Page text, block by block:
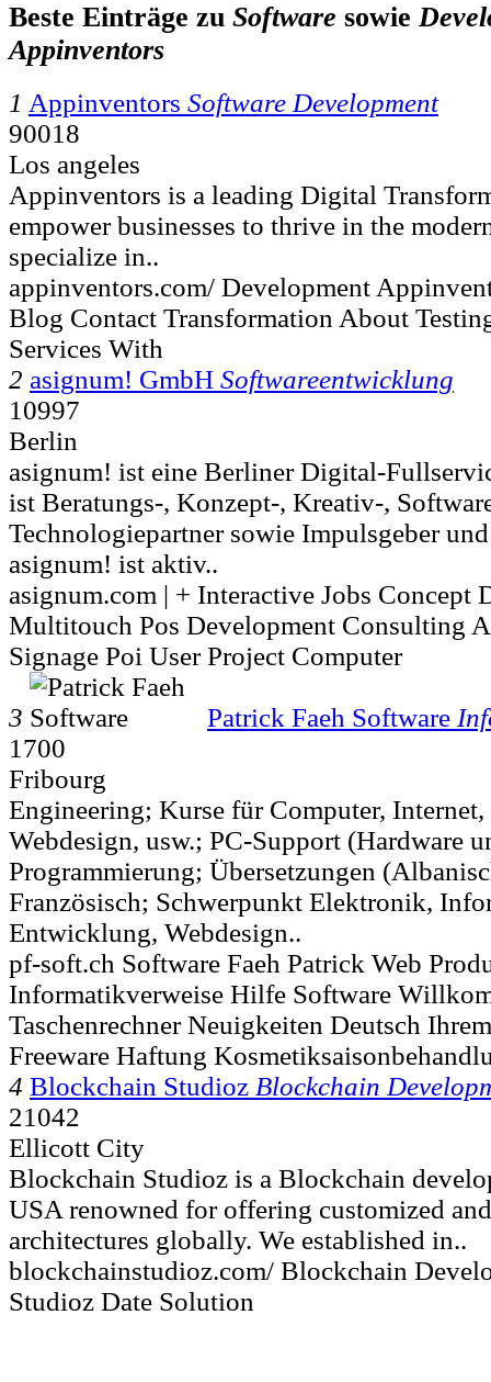
Beste Einträge zu Software sowie
Appinventors
1 Appinventors Software Development
90018
Los angeles
Appinventors is a leading Digital
empower businesses to thrive in the
specialize in..
appinventors.com/ Development
Blog Contact Transformation About
Services With
2 asignum! GmbH Softwareentwicklung
10997
Berlin
asignum! ist eine Berliner Digital-
ist Beratungs-, Konzept-, Kreativ-,
Technologiepartner sowie Impulsgeber
asignum! ist aktiv..
asignum.com | + Interactive Jobs Concept
Multitouch Pos Development Consulting
Signage Poi User Project Computer
3 Patrick Faeh Software
1700
Fribourg
Engineering; Kurse für Computer, Internet,
Webdesign, usw.; PC-Support (Hardware
Programmierung; Übersetzungen
Französisch; Schwerpunkt Elektronik,
Entwicklung, Webdesign..
pf-soft.ch Software Faeh Patrick Web
Informatikverweise Hilfe Software
Taschenrechner Neuigkeiten Deutsch
Freeware Haftung
4 Blockchain Studioz Blockchain
21042
Ellicott City
Blockchain Studioz is a Blockchain
USA renowned for offering customized
architectures globally. We established in..
blockchainstudioz.com/ Blockchain
Studioz Date Solution